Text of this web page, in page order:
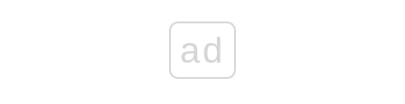
ad